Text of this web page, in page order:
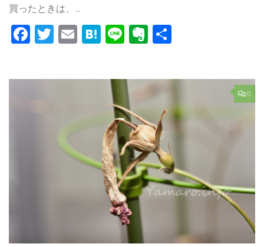
買ったときは、...
Facebook
Twitter
EmailHatena
LineEvernote
0